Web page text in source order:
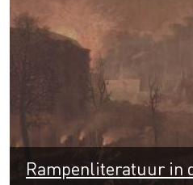
Rampenliteratuur in